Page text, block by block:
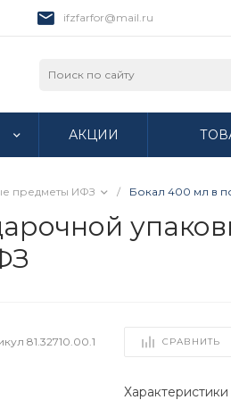
ifzfarfor@mail.ru
АКЦИИ
предметы ИФЗ / Бокал 400 мл в
81.32710.00.1 СРАВНИТЬ
Характеристики